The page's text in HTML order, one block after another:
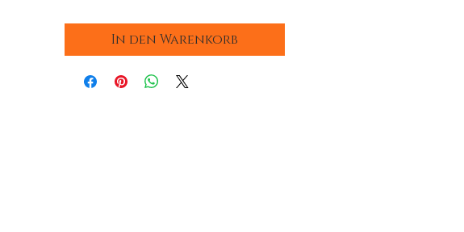
In den Warenkorb